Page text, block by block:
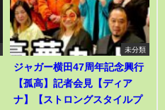
未分類
ジャガー横田47周年記念興行
【孤高】記者会見【ディア
ナ】【ストロングスタイルプ